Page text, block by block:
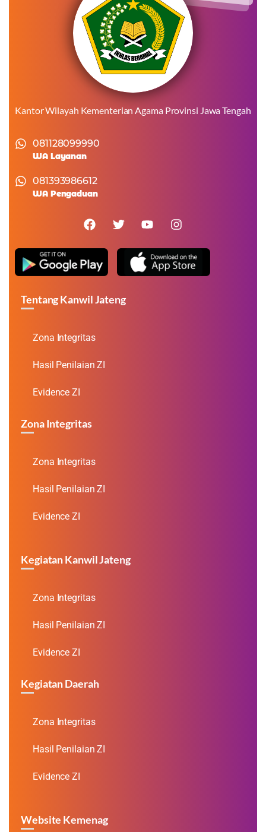
Kantor Wilayah Kementerian Agama Provinsi Jawa Tengah
081128099990
WA Layanan
081393986612
WA Pengaduan
Tentang Kanwil Jateng
Zona Integritas
Hasil Penilaian ZI
Evidence ZI
Zona Integritas
Zona Integritas
Hasil Penilaian ZI
Evidence ZI
Kegiatan Kanwil Jateng
Zona Integritas
Hasil Penilaian ZI
Evidence ZI
Kegiatan Daerah
Zona Integritas
Hasil Penilaian ZI
Evidence ZI
Website Kemenag